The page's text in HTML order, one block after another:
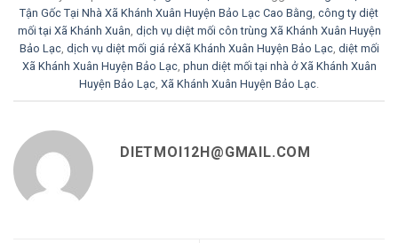
Tận Gốc Tại Nhà Xã Khánh Xuân Huyện Bảo Lạc Cao Bằng, công ty diệt
mối tại Xã Khánh Xuân, dịch vụ diệt mối côn trùng Xã Khánh Xuân Huyện
Bảo Lạc, dịch vụ diệt mối giá rẻXã Khánh Xuân Huyện Bảo Lạc, diệt mối
Xã Khánh Xuân Huyện Bảo Lạc, phun diệt mối tại nhà ở Xã Khánh Xuân
Huyện Bảo Lạc, Xã Khánh Xuân Huyện Bảo Lạc.
DIETMOI12H@GMAIL.COM